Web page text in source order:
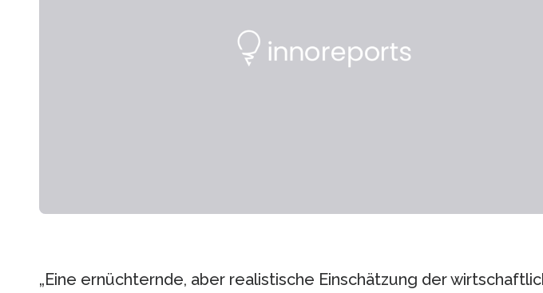
„Eine ernüchternde, aber realistische Einschätzung der